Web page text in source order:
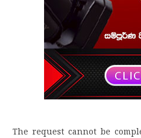
The request cannot be